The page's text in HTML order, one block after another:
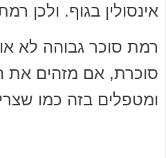
אינסולין בגוף. ולכן
רמת סוכר גבוהה לא
סוכרת, אם מזהים את
ומטפלים בזה כמו